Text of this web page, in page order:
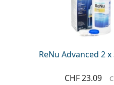
ReNu Advanced 2
CHF 23.09